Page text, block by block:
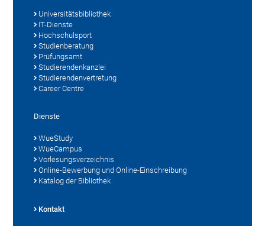
Universitätsbibliothek
IT-Dienste
Hochschulsport
Studienberatung
Prüfungsamt
Studierendenkanzlei
Studierendenvertretung
Career Centre
Dienste
WueStudy
WueCampus
Vorlesungsverzeichnis
Online-Bewerbung und Online-Einschreibung
Katalog der Bibliothek
Kontakt